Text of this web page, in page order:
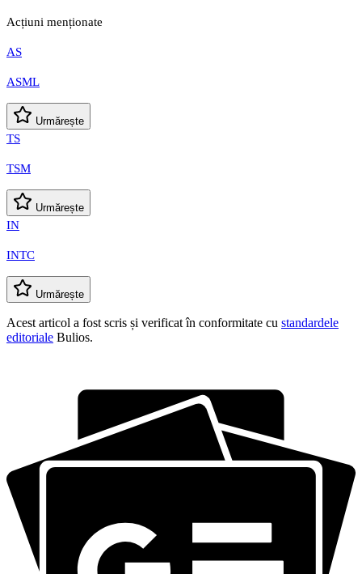
Acțiuni menționate
AS
ASML
Urmărește
TS
TSM
Urmărește
IN
INTC
Urmărește
Acest articol a fost scris și verificat în conformitate cu standardele
editoriale Bulios.